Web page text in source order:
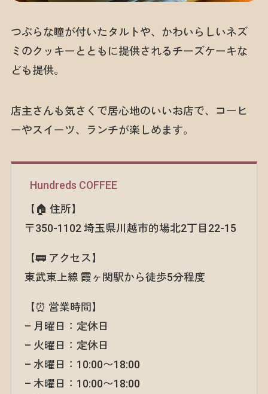
つぶらな瞳が付いたタルトや、かわいらしいネズ
ミのクッキーとともに提供されるチーズケーキな
ども提供。
店主さんも気さくで居心地のいいお店で、コーヒ
ーやスイーツ、ランチが楽しめます。
Hundreds COFFEE
【🏠 住所】
〒350-1102 埼玉県川越市的場北2丁目22-15
【🚃 アクセス】
東武東上線 霞ヶ関駅から徒歩5分程度
【⏰ 営業時間】
– 月曜日：定休日
– 火曜日：定休日
– 水曜日：10:00〜18:00
– 木曜日：10:00〜18:00